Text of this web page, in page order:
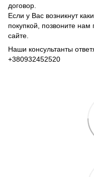
договор.
Если у Вас возникнут
покупкой, позвоните
сайте.
Наши консультанты
+380932452520